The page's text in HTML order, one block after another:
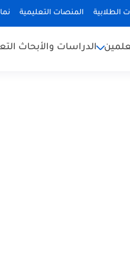
الطلابية المنصات التعليمية
الدراسات والأبحاث